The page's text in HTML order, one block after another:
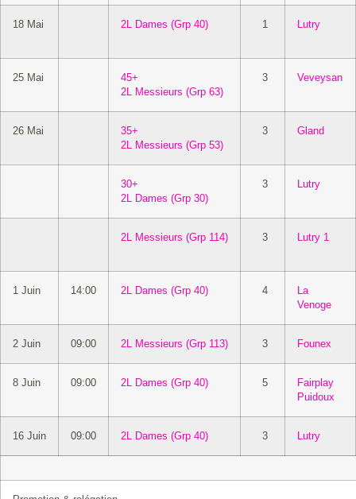
18 Mai 2L Dames (Grp 40) 1 Lutry
25 Mai
45+
2L Messieurs (Grp 63)
3 Veveysan
26 Mai
35+
2L Messieurs (Grp 53)
3 Gland
30+
2L Dames (Grp 30)
3 Lutry
2L Messieurs (Grp 114) 3 Lutry 1
1 Juin 14:00 2L Dames (Grp 40) 4
La
Venoge
2 Juin 09:00 2L Messieurs (Grp 113) 3 Founex
8 Juin 09:00 2L Dames (Grp 40) 5
Fairplay
Puidoux
16 Juin 09:00 2L Dames (Grp 40) 3 Lutry